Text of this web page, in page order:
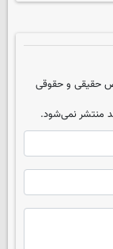
حقیقی و حقوقی
منتشر نمی‌شود.